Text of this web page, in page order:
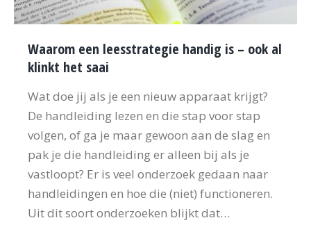
Waarom een leesstrategie handig is – ook al
klinkt het saai
Wat doe jij als je een nieuw apparaat krijgt?
De handleiding lezen en die stap voor stap
volgen, of ga je maar gewoon aan de slag en
pak je die handleiding er alleen bij als je
vastloopt? Er is veel onderzoek gedaan naar
handleidingen en hoe die (niet) functioneren.
Uit dit soort onderzoeken blijkt dat…